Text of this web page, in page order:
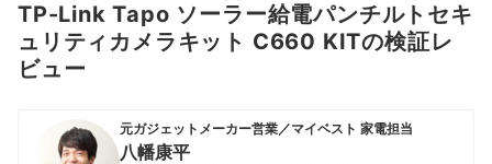
TP-Link Tapo ソーラー給電パンチルトセキ
ュリティカメラキット C660 KITの検証レ
ビュー
元ガジェットメーカー営業／マイベスト 家電担当
八幡康平